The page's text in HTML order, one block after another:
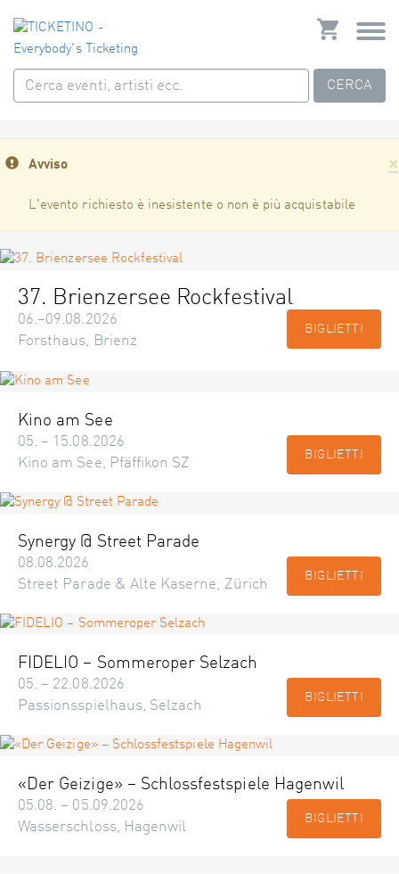
CERCA
×
Avviso
L'evento richiesto è inesistente o non è più acquistabile
37. Brienzersee Rockfestival
06.–09.08.2026
Forsthaus, Brienz
BIGLIETTI
Kino am See
05. – 15.08.2026
Kino am See, Pfäffikon SZ
BIGLIETTI
Synergy @ Street Parade
08.08.2026
Street Parade & Alte Kaserne, Zürich
BIGLIETTI
FIDELIO – Sommeroper Selzach
05. – 22.08.2026
Passionsspielhaus, Selzach
BIGLIETTI
«Der Geizige» – Schlossfestspiele Hagenwil
05.08. – 05.09.2026
Wasserschloss, Hagenwil
BIGLIETTI